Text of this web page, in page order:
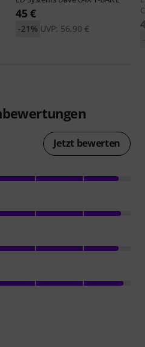
45 €
UVP: 56,90 €
-21%
Jetzt bewerten